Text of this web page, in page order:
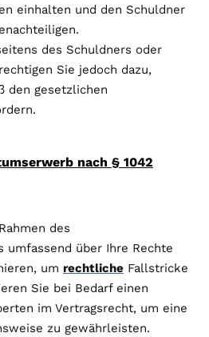
einhalten und den Schuldner
des Schuldners oder
Sie jedoch dazu,
den gesetzlichen
nach § 1042
des
umfassend über Ihre Rechte
um rechtliche Fallstricke
Sie bei Bedarf einen
im Vertragsrecht, um eine
zu gewährleisten.